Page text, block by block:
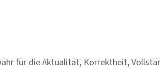
für die Aktualität, Korrektheit,